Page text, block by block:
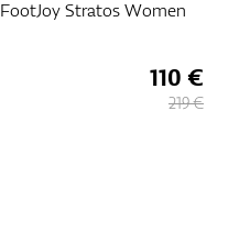
FootJoy Stratos Women
110 €
219 €